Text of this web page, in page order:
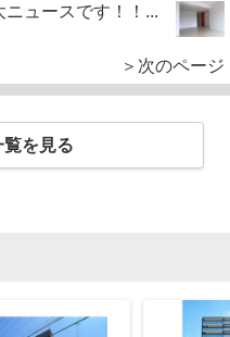
ニュースです！！...
＞次のページ
を見る